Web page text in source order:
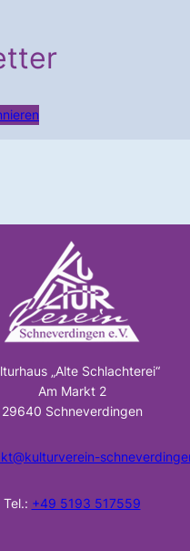
„Alte Schlachterei“
Am Markt 2
29640 Schneverdingen
Tel.: +49 5193 517559